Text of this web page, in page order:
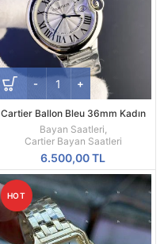
Cartier Ballon Bleu 36mm Kadın
Saati – Yüksek Kaliteli Replika,
Beyaz Kadran
Bayan Saatleri,
Cartier Bayan Saatleri
6.500,00TL
HOT